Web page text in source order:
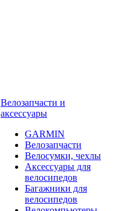
Велозапчасти и
аксессуары
GARMIN
Велозапчасти
Велосумки, чехлы
Аксессуары для
велосипедов
Багажники для
велосипедов